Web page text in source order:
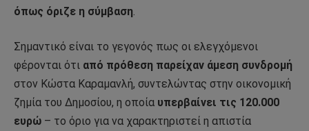
όπως όριζε η σύμβαση
Σημαντικό είναι το γεγονός πως οι ελεγχόμενοι
φέρονται ότι από πρόθεση παρείχαν άμεση συνδρομή
στον Κώστα Καραμανλή, συντελώντας στην οικονομική
ζημία του Δημοσίου, η οποία υπερβαίνει τις 120.000
ευρώ – το όριο για να χαρακτηριστεί η απιστία